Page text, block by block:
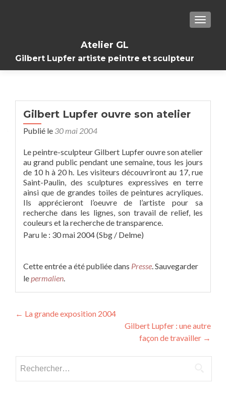
Atelier GL
Gilbert Lupfer artiste peintre et sculpteur
Gilbert Lupfer ouvre son atelier
Publié le 30 mai 2004
Le peintre-sculpteur Gilbert Lupfer ouvre son atelier
au grand public pendant une semaine, tous les jours
de 10 h à 20 h. Les visiteurs découvriront au 17, rue
Saint-Paulin, des sculptures expressives en terre
ainsi que de grandes toiles de peintures acryliques.
Ils apprécieront l’oeuvre de l’artiste pour sa
recherche dans les lignes, son travail de relief, les
couleurs et la recherche de transparence.
Paru le : 30 mai 2004 (Sbg / Delme)
Cette entrée a été publiée dans Presse. Sauvegarder
lepermalien.
Navigation
articles
← La grande exposition 2004
Gilbert Lupfer : une autre
façon de travailler →